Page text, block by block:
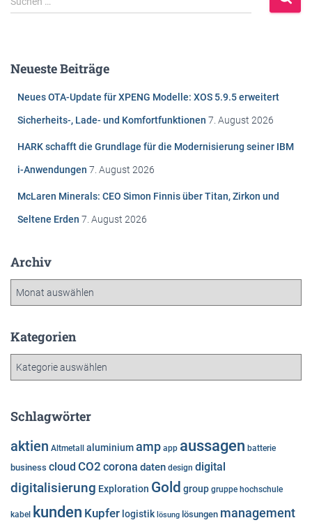
u
n
Neueste Beiträge
Neues OTA-Update für XPENG Modelle: XOS 5.9.5 erweitert
Sicherheits-, Lade- und Komfortfunktionen 7. August 2026
HARK schafft die Grundlage für die Modernisierung seiner IBM
i-Anwendungen 7. August 2026
McLaren Minerals: CEO Simon Finnis über Titan, Zirkon und
Seltene Erden 7. August 2026
Archiv
h
Kategorien
g
r
i
e
Schlagwörter
aktien Altmetall aluminiumamp app aussagen batterie
business cloud CO2 corona daten design digital
digitalisierung Exploration Gold group gruppe hochschule
kabel kunden Kupfer logistik lösung lösungen management